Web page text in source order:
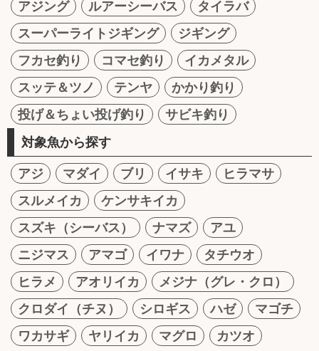
アジング
ルアーシーバス
タイラバ
スーパーライトジギング
ジギング
フカセ釣り
コマセ釣り
イカメタル
スッテ＆ツノ
テンヤ
かかり釣り
投げ＆ちょい投げ釣り
サビキ釣り
対象魚から探す
アジ マダイ ブリ イサキ
ヒラマサ
スルメイカ
ケンサキイカ
スズキ（シーバス）
ナマズ
アユ
ニジマス
アマゴ イワナ
タチウオ
ヒラメ
アオリイカ
メジナ（グレ・クロ）
クロダイ（チヌ）
シロギス ハゼ
マゴチ
ワカサギ
ヤリイカ マグロ
カツオ